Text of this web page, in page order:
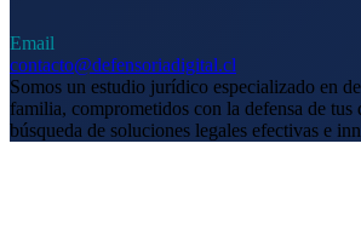
Email
contacto@defensoriadigital.cl
Somos un estudio jurídico especializado en
familia, comprometidos con la defensa de tus
búsqueda de soluciones legales efectivas e